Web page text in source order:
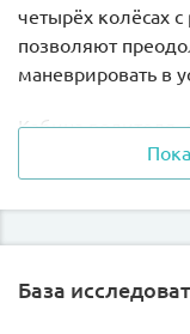
четырёх колёсах
позволяют
маневрировать в
Кабина
стеклом,
повышающими
сосредоточена
База